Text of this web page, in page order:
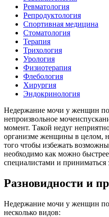
Ревматология
Репродуктология
Спортивная медицина
Стоматология
Терапия
Трихология
Урология
Физиотерапия
Флебология
Хирургия
Эндокринология
Недержание мочи у женщин
непроизвольное
момент. Такой недуг
организме женщины в целом,
того чтобы избежать
необходимо как можно быстрее
специалистами и приниматься
Разновидности и
Недержание мочи у женщин
несколько видов: